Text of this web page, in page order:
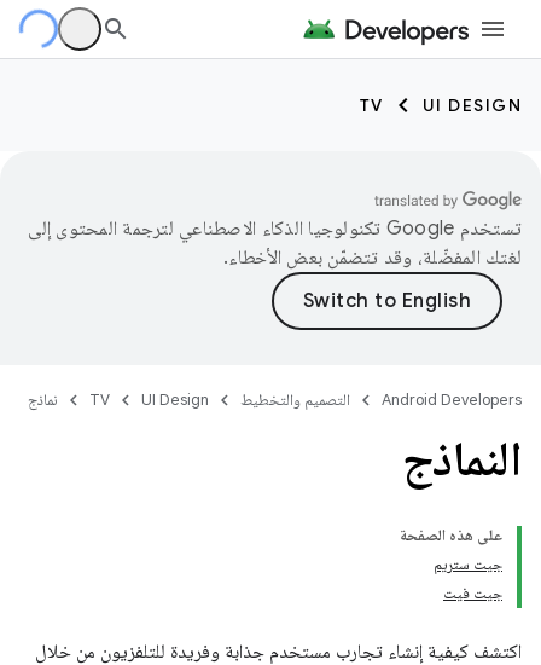
UI DESIGN
TV
تستخدم Google تكنولوجيا الذكاء الاصطناعي لترجمة المحتوى إلى
لغتك المفضّلة، وقد تتضمّن بعض الأخطاء.
Android Developers التصميم والتخطيط UI Design
TV نماذج
النماذج
على هذه الصفحة
جيت ستريم
جيت فيت
اكتشف كيفية إنشاء تجارب مستخدم جذابة وفريدة للتلفزيون من خلال